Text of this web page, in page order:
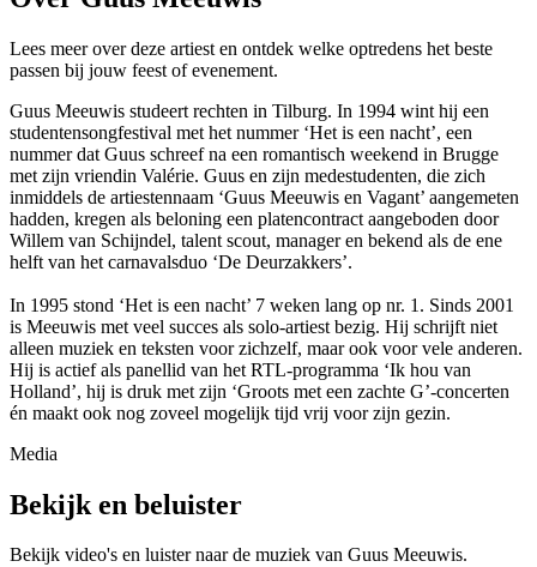
Lees meer over deze artiest en ontdek welke optredens het beste
passen bij jouw feest of evenement.
Guus Meeuwis studeert rechten in Tilburg. In 1994 wint hij een
studentensongfestival met het nummer ‘Het is een nacht’, een
nummer dat Guus schreef na een romantisch weekend in Brugge
met zijn vriendin Valérie. Guus en zijn medestudenten, die zich
inmiddels de artiestennaam ‘Guus Meeuwis en Vagant’ aangemeten
hadden, kregen als beloning een platencontract aangeboden door
Willem van Schijndel, talent scout, manager en bekend als de ene
helft van het carnavalsduo ‘De Deurzakkers’.
In 1995 stond ‘Het is een nacht’ 7 weken lang op nr. 1. Sinds 2001
is Meeuwis met veel succes als solo-artiest bezig. Hij schrijft niet
alleen muziek en teksten voor zichzelf, maar ook voor vele anderen.
Hij is actief als panellid van het RTL-programma ‘Ik hou van
Holland’, hij is druk met zijn ‘Groots met een zachte G’-concerten
én maakt ook nog zoveel mogelijk tijd vrij voor zijn gezin.
Media
Bekijk en beluister
Bekijk video's en luister naar de muziek van Guus Meeuwis.